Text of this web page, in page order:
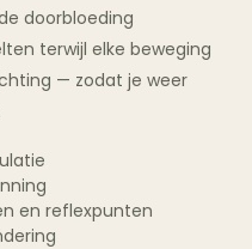
doorbloeding
terwijl elke beweging
— zodat je weer
en reflexpunten